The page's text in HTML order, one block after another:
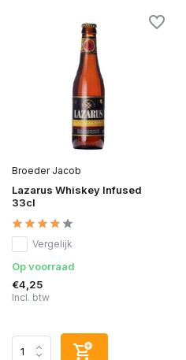
Broeder Jacob
Lazarus Whiskey Infused
33cl
Vergelijk
Op voorraad
€4,25
Incl. btw